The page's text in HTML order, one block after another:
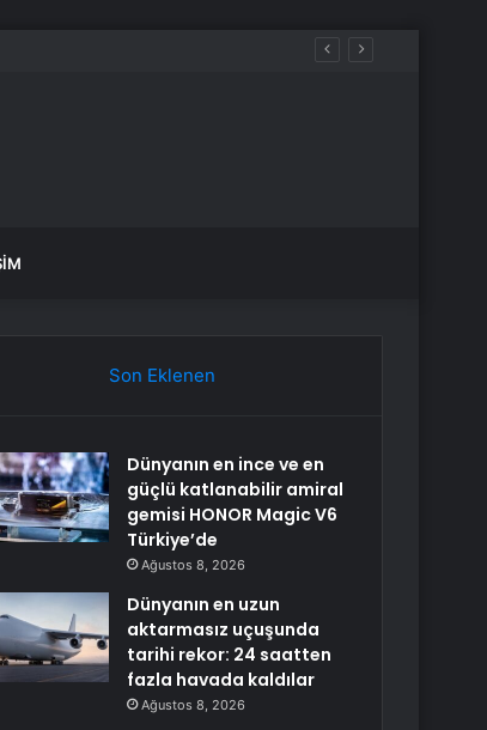
Son Eklenen
Dünyanın en ince ve en
güçlü katlanabilir amiral
gemisi HONOR Magic V6
Türkiye’de
Ağustos 8, 2026
Dünyanın en uzun
aktarmasız uçuşunda
tarihi rekor: 24 saatten
fazla havada kaldılar
Ağustos 8, 2026